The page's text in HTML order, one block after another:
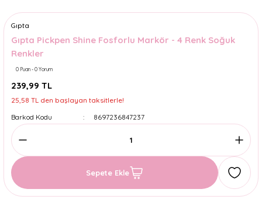
Gıpta
Gıpta Pickpen Shine Fosforlu Markör - 4 Renk Soğuk
Renkler
0 Puan - 0 Yorum
239,99 TL
25,58 TL den başlayan taksitlerle!
Barkod Kodu
8697236847237
Sepete Ekle